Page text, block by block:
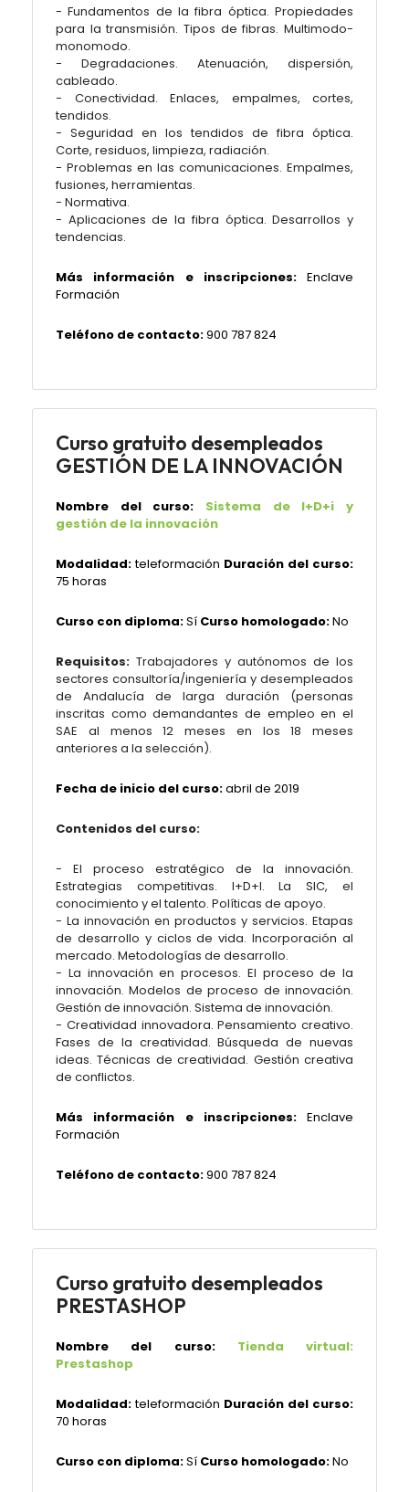
- Fundamentos de la fibra óptica. Propiedades
para la transmisión. Tipos de fibras. Multimodo-
monomodo.
- Degradaciones. Atenuación, dispersión,
cableado.
- Conectividad. Enlaces, empalmes, cortes,
tendidos.
- Seguridad en los tendidos de fibra óptica.
Corte, residuos, limpieza, radiación.
- Problemas en las comunicaciones. Empalmes,
fusiones, herramientas.
- Normativa.
- Aplicaciones de la fibra óptica. Desarrollos y
tendencias.
Más información e inscripciones: Enclave
Formación
Teléfono de contacto:900 787 824
Curso gratuito desempleados
GESTIÓN DE LA INNOVACIÓN
Nombre del curso:
Sistema de I+D+i y
gestión de la innovación
Modalidad:teleformación Duración del curso:
75 horas
Curso con diploma:Sí Curso homologado:No
Requisitos: Trabajadores y autónomos de los
sectores consultoría/ingeniería y desempleados
de Andalucía de larga duración (personas
inscritas como demandantes de empleo en el
SAE al menos 12 meses en los 18 meses
anteriores a la selección).
Fecha de inicio del curso:abril de 2019
Contenidos del curso:
- El proceso estratégico de la innovación.
Estrategias competitivas. I+D+I. La SIC, el
conocimiento y el talento. Políticas de apoyo.
- La innovación en productos y servicios. Etapas
de desarrollo y ciclos de vida. Incorporación al
mercado. Metodologías de desarrollo.
- La innovación en procesos. El proceso de la
innovación. Modelos de proceso de innovación.
Gestión de innovación. Sistema de innovación.
- Creatividad innovadora. Pensamiento creativo.
Fases de la creatividad. Búsqueda de nuevas
ideas. Técnicas de creatividad. Gestión creativa
de conflictos.
Más información e inscripciones: Enclave
Formación
Teléfono de contacto:900 787 824
Curso gratuito desempleados
PRESTASHOP
Nombre del curso:
Tienda virtual:
Prestashop
Modalidad:teleformación Duración del curso:
70 horas
Curso con diploma:Sí Curso homologado:No